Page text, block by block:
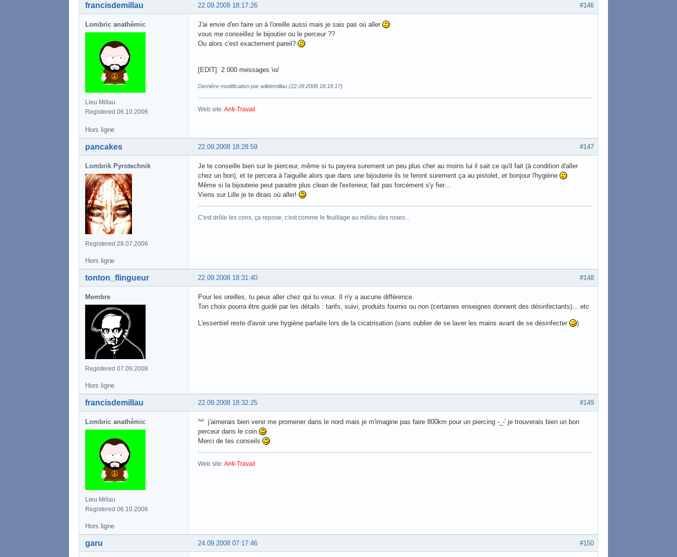
#146
22.09.2008 18:17:26
francisdemillau
Lombric anathèmic
Lieu Millau
Registered 06.10.2006
J'ai envie d'en faire un à l'oreille aussi mais je sais pas où aller
vous me conseillez le bijoutier ou le perceur ??
Ou alors c'est exactement pareil?
[EDIT] 2 000 messages \o/
Dernière modification par willdemillau (22.09.2008 18:18:17)
Web site:Anti-Travail
Hors ligne
#147
22.09.2008 18:28:59
pancakes
Lombrik Pyrotechnik
Registered 28.07.2006
Je te conseille bien sur le pierceur, même si tu payera surement un peu plus cher au moins lui il sait ce qu'il fait (à condition d'aller
chez un bon), et te percera à l'aiguille alors que dans une bijouterie ils te feront surement ça au pistolet, et bonjour l'hygiène
Même si la bijouterie peut paraitre plus clean de l'exterieur, fait pas forcément s'y fier...
Viens sur Lille je te dirais où aller!
C'est drôle les cons, ça repose, c'est comme le feuillage au milieu des roses...
Hors ligne
#148
22.09.2008 18:31:40
tonton_flingueur
Membre
Registered 07.09.2008
Pour les oreilles, tu peux aller chez qui tu veux. Il n'y a aucune différence.
Ton choix pourra être guidé par les détails : tarifs, suivi, produits fournis ou non (certaines enseignes donnent des désinfectants)... etc
L'essentiel reste d'avoir une hygiène parfaite lors de la cicatrisation (sans oublier de se laver les mains avant de se désinfecter )
Hors ligne
#149
22.09.2008 18:32:25
francisdemillau
Lombric anathèmic
Lieu Millau
Registered 06.10.2006
^^ j'aimerais bien venir me promener dans le nord mais je m'imagine pas faire 800km pour un piercing -_-' je trouverais bien un bon
perceur dans le coin
Merci de tes conseils
Web site:Anti-Travail
Hors ligne
#150
24.09.2008 07:17:46
garu